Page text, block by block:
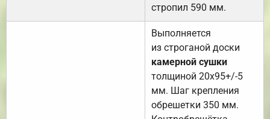
стропил 590 мм.
Выполняется
из строганой доски
камерной сушки
толщиной 20х95+/-5
мм. Шаг крепления
обрешетки 350 мм.